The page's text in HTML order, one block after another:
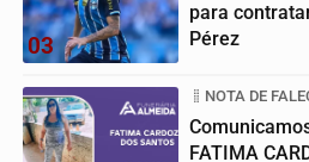
03
para
Pérez
NOTA DE
FATIMA